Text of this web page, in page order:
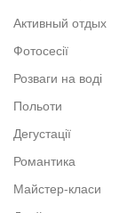
Активный отдых
Фотосесії
Розваги на воді
Польоти
Дегустації
Романтика
Майстер-класи